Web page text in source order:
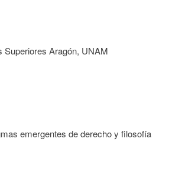
Superiores Aragón, UNAM
emergentes de derecho y filosofía